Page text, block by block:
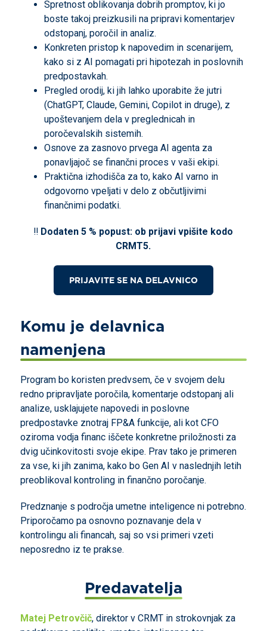
Spretnost oblikovanja dobrih promptov, ki jo
boste takoj preizkusili na pripravi komentarjev
odstopanj, poročil in analiz.
Konkreten pristop k napovedim in scenarijem,
kako si z AI pomagati pri hipotezah in poslovnih
predpostavkah.
Pregled orodij, ki jih lahko uporabite že jutri
(ChatGPT, Claude, Gemini, Copilot in druge), z
upoštevanjem dela v preglednicah in
poročevalskih sistemih.
Osnove za zasnovo prvega AI agenta za
ponavljajoč se finančni proces v vaši ekipi.
Praktična izhodišča za to, kako AI varno in
odgovorno vpeljati v delo z občutljivimi
finančnimi podatki.
‼️ Dodaten 5 % popust: ob prijavi vpišite kodo
CRMT5.
PRIJAVITE SE NA DELAVNICO
Komu je delavnica
namenjena
Program bo koristen predvsem, če v svojem delu
redno pripravljate poročila, komentarje odstopanj ali
analize, usklajujete napovedi in poslovne
predpostavke znotraj FP&A funkcije, ali kot CFO
oziroma vodja financ iščete konkretne priložnosti za
dvig učinkovitosti svoje ekipe. Prav tako je primeren
za vse, ki jih zanima, kako bo Gen AI v naslednjih letih
preoblikoval kontroling in finančno poročanje.
Predznanje s področja umetne inteligence ni potrebno.
Priporočamo pa osnovno poznavanje dela v
kontrolingu ali financah, saj so vsi primeri vzeti
neposredno iz te prakse.
Predavatelja
Matej Petrovčič, direktor v CRMT in strokovnjak za